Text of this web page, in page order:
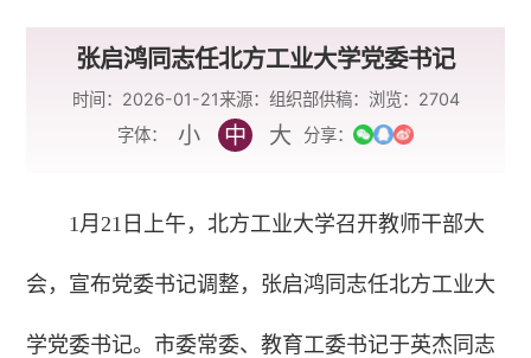
张启鸿同志任北方工业大学党委书记
时间：2026-01-21来源：组织部供稿： 浏览： 2704
字体：
小 中 大 分享：
1月21日上午，北方工业大学召开教师干部大
会，宣布党委书记调整，张启鸿同志任北方工业大
学党委书记。市委常委、教育工委书记于英杰同志